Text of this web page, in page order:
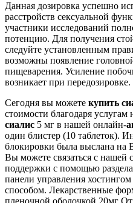
Данная дозировка успешно
расстройств сексуальной
участники исследований
потенцию. Для получения
следуйте установленным
возможны появление
пищеварения. Усиление
возникает при передозировке.
Сегодня вы можете купить
стоимости благодаря
сиалис 5 мг в нашей онлайн-
один блистер (10 таблеток).
блокировки была выслана на
Вы можете связаться с нашей
поддержки с помощью
панели управления
способом. Лекарственные